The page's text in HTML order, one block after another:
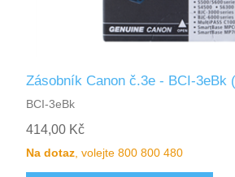
Zásobník Canon č.3e - BCI-3eBk
BCI-3eBk
414,00 Kč
Na dotaz , volejte 800 800 480